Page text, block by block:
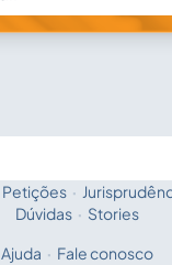
Fale com a IA
Petições ·
Dúvidas · Stories
Ajuda · Fale conosco